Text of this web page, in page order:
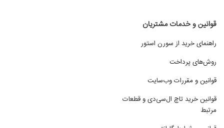
قوانین و خدمات مشتریان
راهنمای خرید از سورن استور
روش‌های پرداخت
قوانین و مقررات وب‌سایت
قوانین خرید تاچ ال‌سی‌دی و قطعات
مرتبط